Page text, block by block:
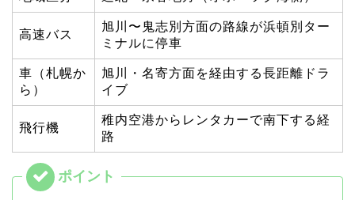
高速バス
旭川〜鬼志別方面の路線が浜頓別ター
ミナルに停車
車（札幌か
ら）
旭川・名寄方面を経由する長距離ドラ
イブ
飛行機
稚内空港からレンタカーで南下する経
路